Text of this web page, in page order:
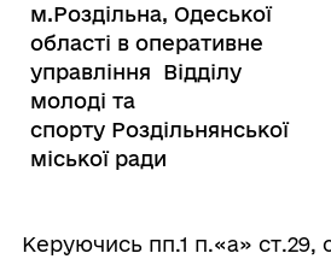
м.Роздільна, Одеської
області в оперативне
управління Відділу
молоді та
спорту Роздільнянської
міської ради
Керуючись пп.1 п.«а» ст.29,